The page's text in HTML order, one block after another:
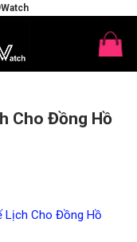
Cho Đồng Hồ
Lịch Cho Đồng Hồ